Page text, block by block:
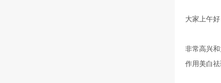
大家上午好
非常高兴
作用美白祛